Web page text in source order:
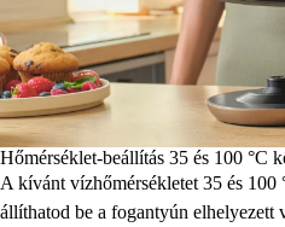
Hőmérséklet-beállítás 35 és 100 °C
A kívánt vízhőmérsékletet 35 és 100
állíthatod be a fogantyún elhelyezett